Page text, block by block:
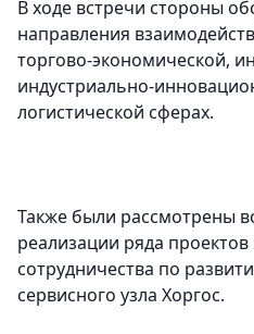
В ходе встречи стороны
направления
торгово-экономической,
индустриально-
логистической сферах.
Также были рассмотрены
реализации ряда
сотрудничества по
сервисного узла Хоргос.